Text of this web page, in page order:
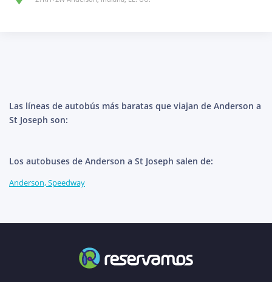
Las líneas de autobús más baratas que viajan de Anderson a
St Joseph son:
Los autobuses de Anderson a St Joseph salen de:
Anderson, Speedway